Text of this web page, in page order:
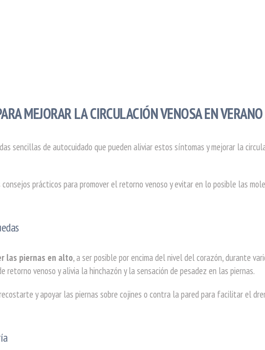
MEJORAR LA CIRCULACIÓN VENOSA EN VERANO
sencillas de autocuidado que pueden aliviar estos síntomas y mejorar la
prácticos para promover el retorno venoso y evitar en lo posible las
las piernas en alto, a ser posible por encima del nivel del corazón, durante
retorno venoso y alivia la hinchazón y la sensación de pesadez en las piernas.
y apoyar las piernas sobre cojines o contra la pared para facilitar el